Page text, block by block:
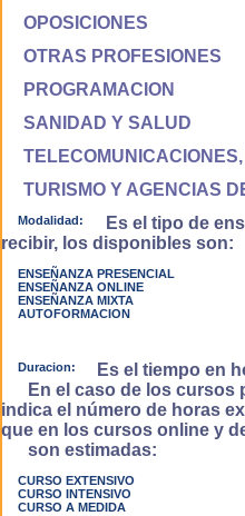
OPOSICIONES
OTRAS PROFESIONES
PROGRAMACION
SANIDAD Y SALUD
TELECOMUNICACIONES,
TURISMO Y AGENCIAS
Modalidad:
Es el tipo de
recibir, los disponibles son:
ENSEÑANZA PRESENCIAL
ENSEÑANZA ONLINE
ENSEÑANZA MIXTA
AUTOFORMACION
Duracion:
Es el tiempo en
En el caso de los cursos
indica el número de horas
que en los cursos online y
son estimadas:
CURSO EXTENSIVO
CURSO INTENSIVO
CURSO A MEDIDA